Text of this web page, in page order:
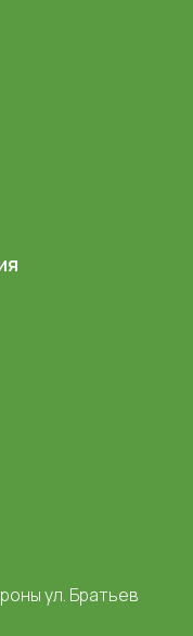
ул. Братьев